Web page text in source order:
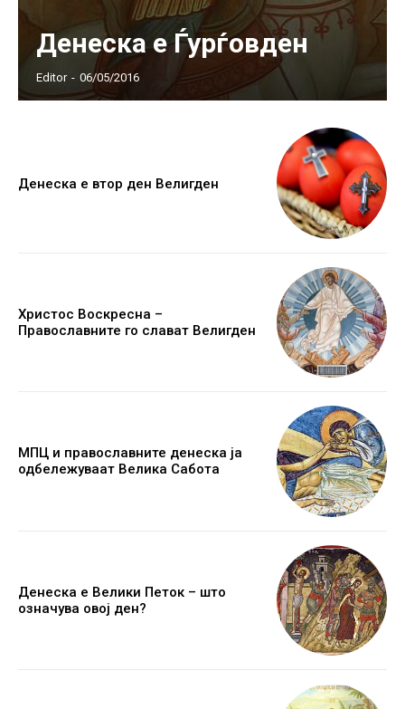
Денеска е Ѓурѓовден
Editor - 06/05/2016
Денеска е втор ден Велигден
Христос Воскресна –
Православните го слават Велигден
МПЦ и православните денеска ја
одбележуваат Велика Сабота
Денеска е Велики Петок – што
означува овој ден?